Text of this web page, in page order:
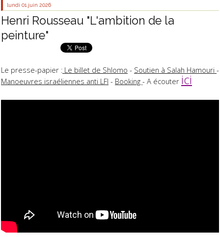
lundi 01 juin 2026
Henri Rousseau "L'ambition de la
peinture"
Le presse-papier : Le billet de Shlomo - Soutien à Salah Hamouri -
Manoeuvres israéliennes anti LFI - Booking - A écouter ici